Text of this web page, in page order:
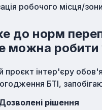
робочого місця/
до норм
можна робити
проєкт інтер'єру
БТІ,
рішення